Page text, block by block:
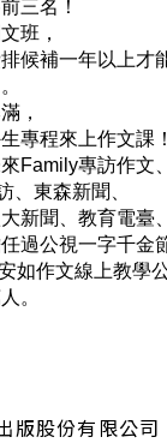
三名！
班，
候補一年以上才
，
專程來上作文課！
Family專訪作文、
、東森新聞、
新聞、教育電臺、
過公視一字千金
如作文線上教學
。
版股份有限公司